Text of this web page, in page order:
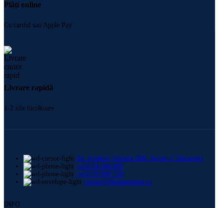
Plăți online
Cu cardul sau Apple Pay
Livrare rapidă
1-2 zile lucrătoare
Str. Frederic Chopin 30B, Sector 2, București
+4 0724 664 885
+4 0729 998 728
contact@shishamaster.ro
INFO